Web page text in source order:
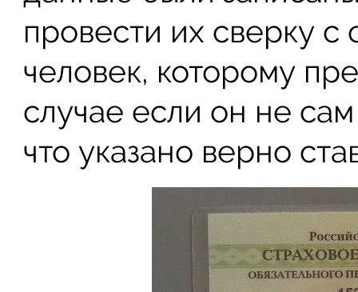
провести их сверку с
человек, которому
случае если он не сам
что указано верно